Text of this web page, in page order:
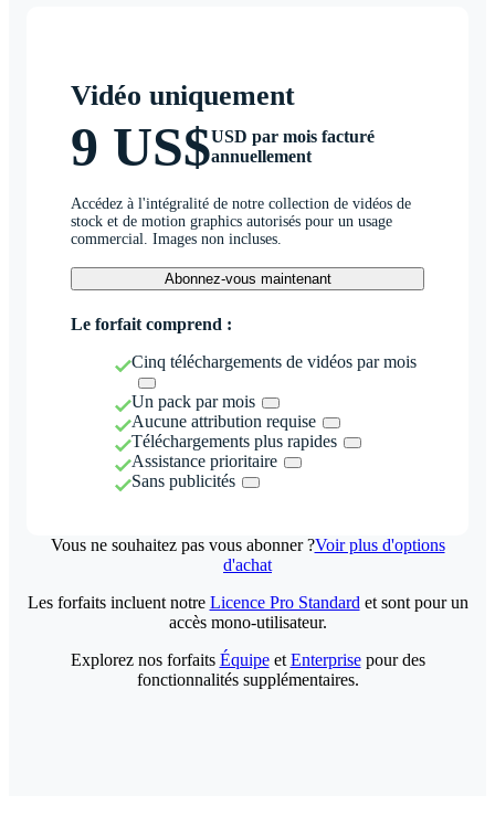
Vidéo uniquement
9 US$USD par mois facturé
annuellement
Accédez à l'intégralité de notre collection de vidéos de
stock et de motion graphics autorisés pour un usage
commercial. Images non incluses.
Abonnez-vous maintenant
Le forfait comprend :
Cinq téléchargements de vidéos par mois
Un pack par mois
Aucune attribution requise
Téléchargements plus rapides
Assistance prioritaire
Sans publicités
Vous ne souhaitez pas vous abonner ?Voir plus d'options
d'achat
Les forfaits incluent notre Licence Pro Standard et sont pour un
accès mono-utilisateur.
Explorez nos forfaits Équipeet Enterprisepour des
fonctionnalités supplémentaires.